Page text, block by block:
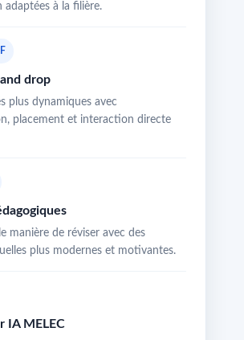
adaptées à la filière.
drop
plus dynamiques avec
placement et interaction directe
manière de réviser avec des
plus modernes et motivantes.
IA MELEC